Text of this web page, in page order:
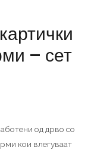
– сет
од дрво со
кои влегуваат